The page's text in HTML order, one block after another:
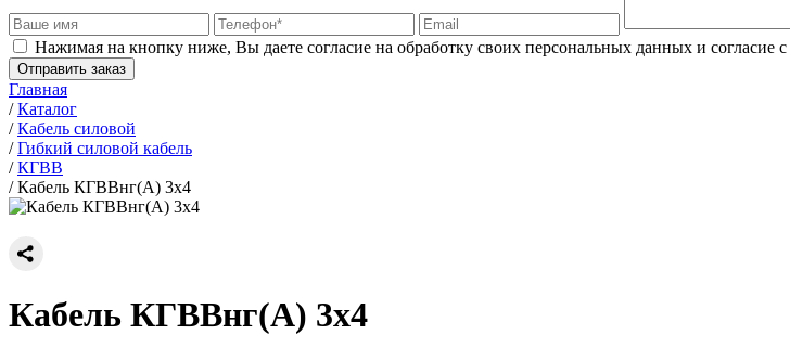
Нажимая на кнопку ниже, Вы даете согласие на обработку своих персональных данных и согласие с
Отправить заказ
Главная
/Каталог
/Кабель силовой
/Гибкий силовой кабель
/КГВВ
/Кабель КГВВнг(А) 3х4
Кабель КГВВнг(А) 3х4